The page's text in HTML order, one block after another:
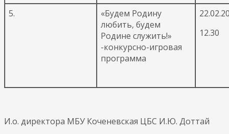
5.
«Будем Родину
любить, будем
Родине служить!»
-конкурсно-игровая
программа
12.30
И.о. директора МБУ Коченевская ЦБС И.Ю. Доттай